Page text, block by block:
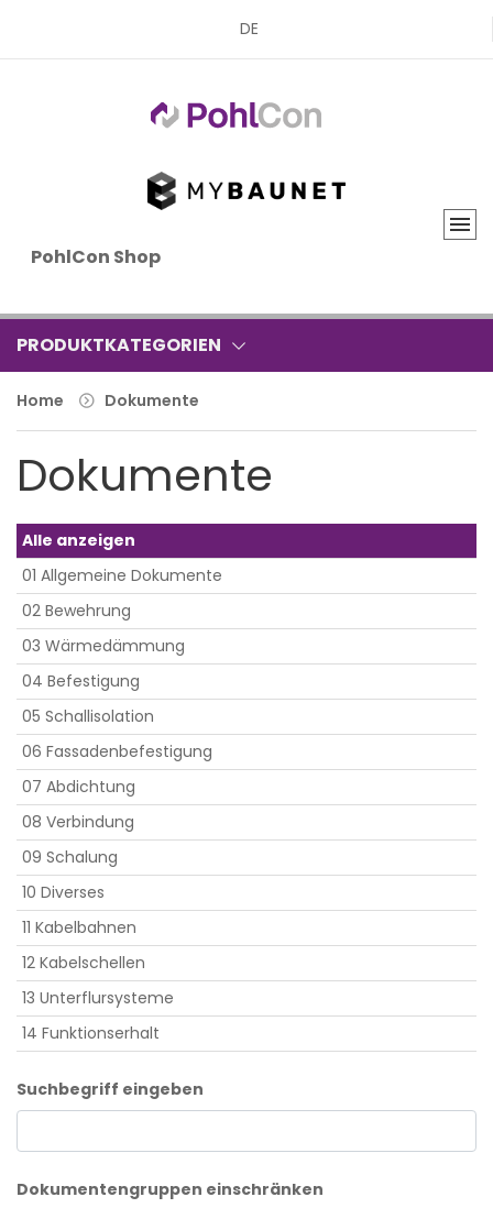
DE
PohlCon Shop
PRODUKTKATEGORIEN
Home Dokumente
Dokumente
Alle anzeigen
01 Allgemeine Dokumente
02 Bewehrung
03 Wärmedämmung
04 Befestigung
05 Schallisolation
06 Fassadenbefestigung
07 Abdichtung
08 Verbindung
09 Schalung
10 Diverses
11 Kabelbahnen
12 Kabelschellen
13 Unterflursysteme
14 Funktionserhalt
Suchbegriff eingeben
Dokumentengruppen einschränken